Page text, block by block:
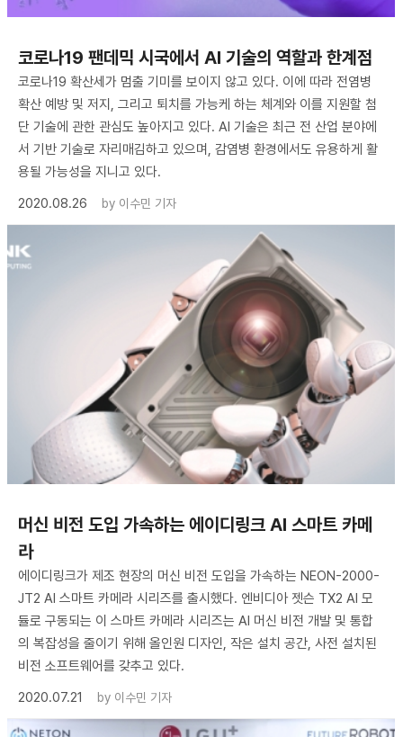
코로나19 팬데믹 시국에서 AI 기술의 역할과 한계점
코로나19 확산세가 멈출 기미를 보이지 않고 있다. 이에 따라 전염병
확산 예방 및 저지, 그리고 퇴치를 가능케 하는 체계와 이를 지원할 첨
단 기술에 관한 관심도 높아지고 있다. AI 기술은 최근 전 산업 분야에
서 기반 기술로 자리매김하고 있으며, 감염병 환경에서도 유용하게 활
용될 가능성을 지니고 있다.
2020.08.26
by 이수민 기자
머신 비전 도입 가속하는 에이디링크 AI 스마트 카메
라
에이디링크가 제조 현장의 머신 비전 도입을 가속하는 NEON-2000-
JT2 AI 스마트 카메라 시리즈를 출시했다. 엔비디아 젯슨 TX2 AI 모
듈로 구동되는 이 스마트 카메라 시리즈는 AI 머신 비전 개발 및 통합
의 복잡성을 줄이기 위해 올인원 디자인, 작은 설치 공간, 사전 설치된
비전 소프트웨어를 갖추고 있다.
2020.07.21
by 이수민 기자